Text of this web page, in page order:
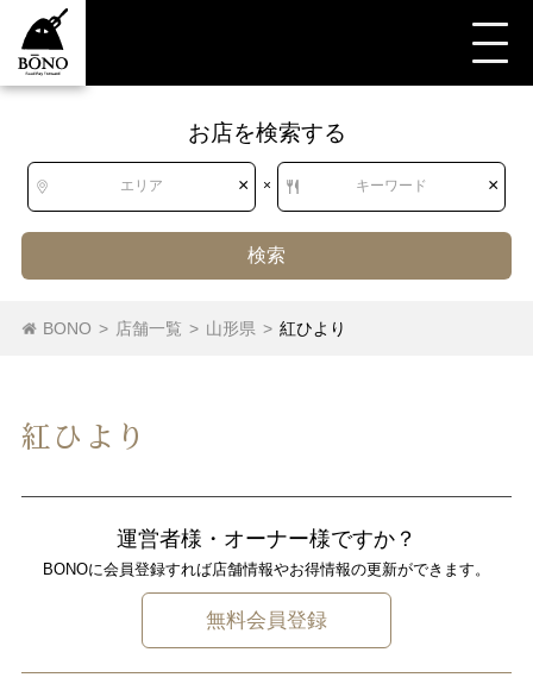
お店を検索する
エリア × × キーワード ×
検索
BONO > 店舗一覧 > 山形県 > 紅ひより
紅ひより
運営者様・オーナー様ですか？
BONOに会員登録すれば店舗情報やお得情報の更新ができます。
無料会員登録